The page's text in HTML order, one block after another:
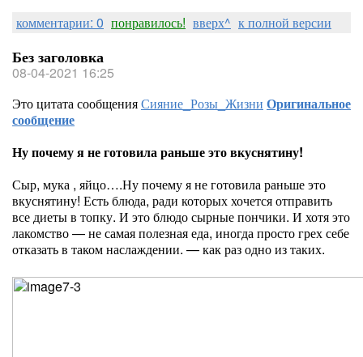
комментарии: 0 понравилось! вверх^ к полной версии
Без заголовка
08-04-2021 16:25
Это цитата сообщенияСияние_Розы_Жизни Оригинальное
сообщение
Ну почему я не готовила раньше это вкуснятину!
Сыр, мука , яйцо….Ну почему я не готовила раньше это
вкуснятину! Есть блюда, ради которых хочется отправить
все диеты в топку. И это блюдо сырные пончики. И хотя это
лакомство — не самая полезная еда, иногда просто грех себе
отказать в таком наслаждении. — как раз одно из таких.